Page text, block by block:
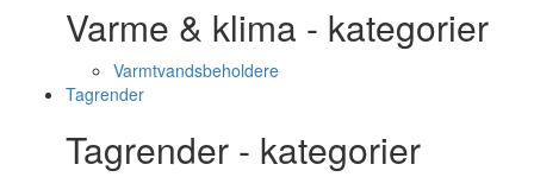
Varme & klima - kategorier
Varmtvandsbeholdere
Tagrender
Tagrender - kategorier